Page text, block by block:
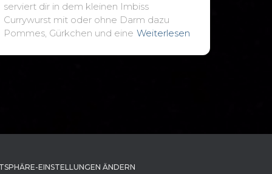
serviert dir in dem kleinen Imbiss
Currywurst mit oder ohne Darm dazu
Pommes, Gürkchen und eine Weiterlesen
EINSTELLUNGEN ÄNDERN